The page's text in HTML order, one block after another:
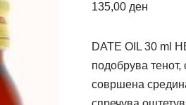
135,00 ден
DATE OIL 30 ml
подобрува
совршена